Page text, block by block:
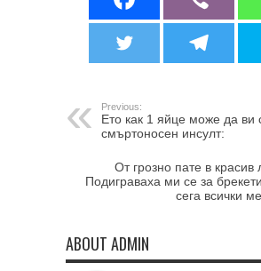
Previous:
Ето как 1 яйце може да ви
смъртоносен инсулт:
От грозно пате в красив
Подиграваха ми се за
сега всички
ABOUT ADMIN